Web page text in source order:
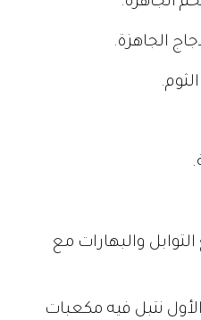
الجاهزة.
والبهارات مع
نتبل فيه مكعبات